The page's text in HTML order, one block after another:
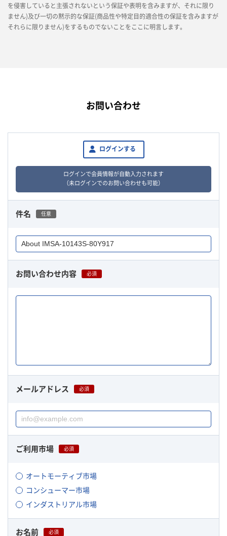
を侵害していると主張されないという保証や表明を含みますが、それに限り
ません)及び一切の黙示的な保証(商品性や特定目的適合性の保証を含みますが
それらに限りません)をするものでないことをここに明言します。
お問い合わせ
ログインする
ログインで会員情報が自動入力されます
（未ログインでのお問い合わせも可能）
件名 任意
お問い合わせ内容 必須
メールアドレス 必須
ご利用市場 必須
オートモーティブ市場
コンシューマー市場
インダストリアル市場
お名前 必須